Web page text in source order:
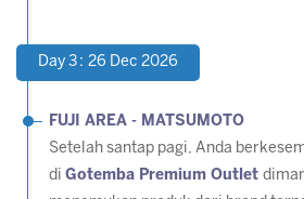
Day 3 : 26 Dec 2026
FUJI AREA - MATSUMOTO
Setelah santap pagi, Anda
di Gotemba Premium Outlet